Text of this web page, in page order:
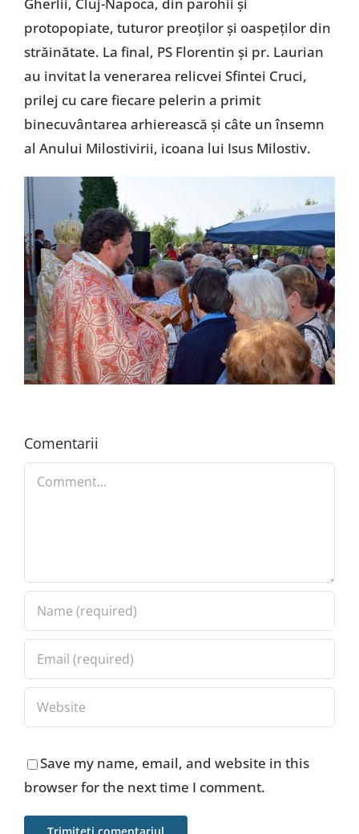
protopopiate, tuturor preoților și oaspeților din
străinătate. La final, PS Florentin și pr. Laurian
au invitat la venerarea relicvei Sfintei Cruci,
prilej cu care fiecare pelerin a primit
binecuvântarea arhierească și câte un însemn
al Anului Milostivirii, icoana lui Isus Milostiv.
Comentarii
Comment
Save my name, email, and website in this
browser for the next time I comment.